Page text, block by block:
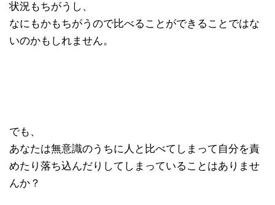
状況もちがうし、
なにもかもちがうので比べることができることではな
いのかもしれません。
でも、
あなたは無意識のうちに人と比べてしまって自分を責
めたり落ち込んだりしてしまっていることはありませ
んか？